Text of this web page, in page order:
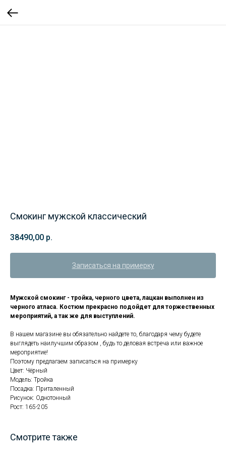
Смокинг мужской классический
38490,00 р.
Записаться на примерку
Мужской смокинг - тройка, черного цвета, лацкан выполнен из
черного атласа. Костюм прекрасно подойдет для торжественных
мероприятий, а так же для выступлений.
В нашем магазине вы обязательно найдете то, благодаря чему будете
выглядеть наилучшим образом , будь то деловая встреча или важное
мероприятие!
Поэтому предлагаем записаться на примерку
Цвет: Чёрный
Модель: Тройка
Посадка: Приталенный
Рисунок: Однотонный
Рост: 165-205
Смотрите также